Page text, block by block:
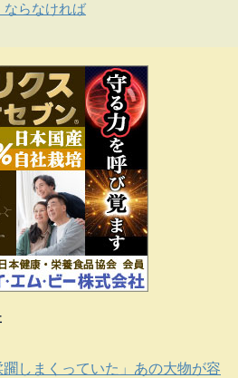
らなければ
しまくっていた」あの大物が容